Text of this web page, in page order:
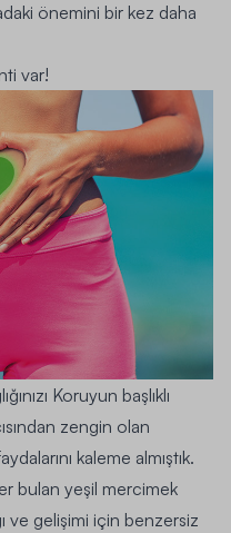
önemini bir kez daha
var!
Koruyun başlıklı
zengin olan
kaleme almıştık.
bulan yeşil mercimek
ve gelişimi için benzersiz